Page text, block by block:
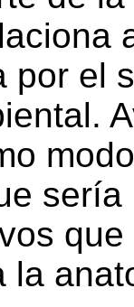
por el
la